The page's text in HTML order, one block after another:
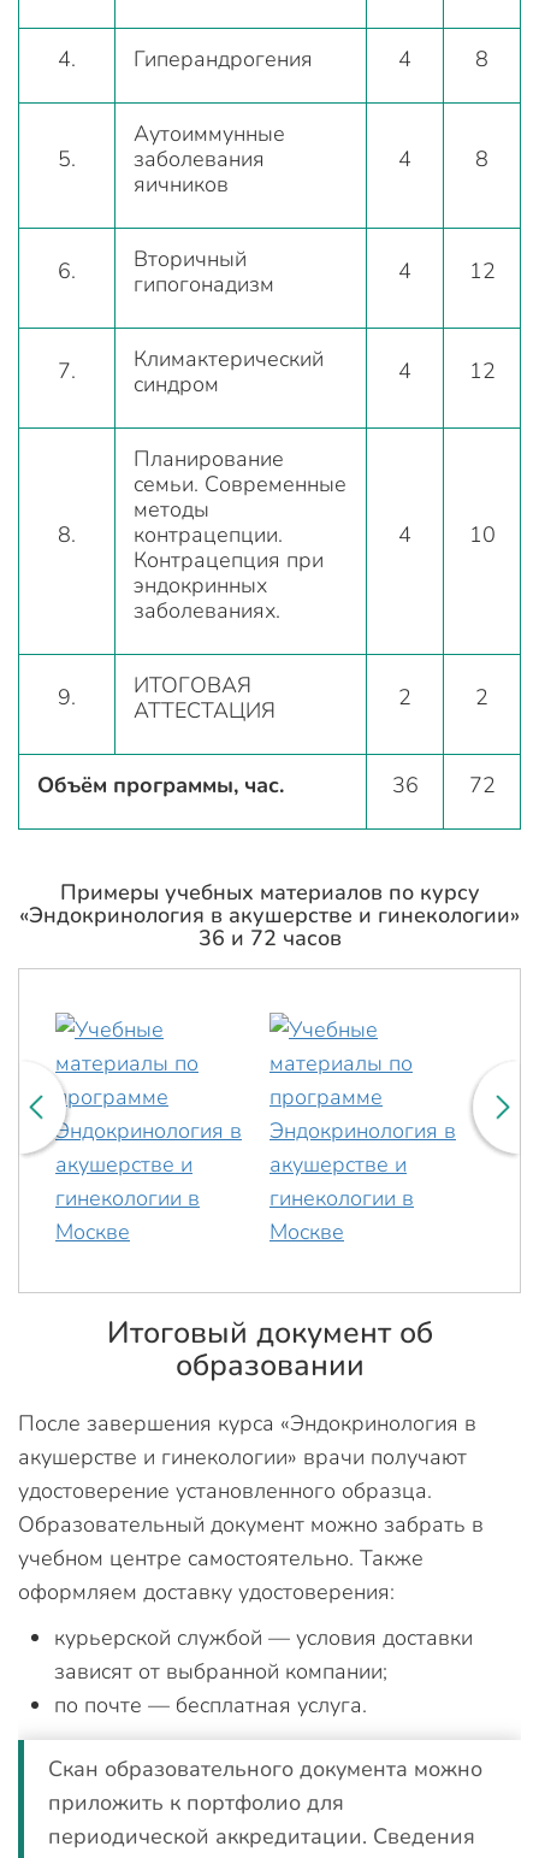
4. Гиперандрогения 4 8
5.
Аутоиммунные
заболевания
яичников
4 8
6.
Вторичный
гипогонадизм
4 12
7.
Климактерический
синдром
4 12
8.
Планирование
семьи. Современные
методы
контрацепции.
Контрацепция при
эндокринных
заболеваниях.
4 10
9.
ИТОГОВАЯ
АТТЕСТАЦИЯ
2 2
Объём программы, час. 36 72
Примеры учебных материалов по курсу
«Эндокринология в акушерстве и гинекологии»
36 и 72 часов
Итоговый документ об
образовании
После завершения курса «Эндокринология в
акушерстве и гинекологии» врачи получают
удостоверение установленного образца.
Образовательный документ можно забрать в
учебном центре самостоятельно. Также
оформляем доставку удостоверения:
курьерской службой — условия доставки
зависят от выбранной компании;
по почте — бесплатная услуга.
Скан образовательного документа можно
приложить к портфолио для
периодической аккредитации. Сведения